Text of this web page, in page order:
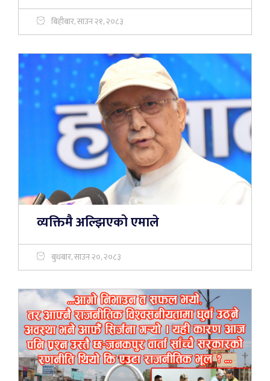
बिहीबार, साउन २१, २०८३
व्यक्तिमै अल्झिएको एमाले
बुधबार, साउन २०, २०८३